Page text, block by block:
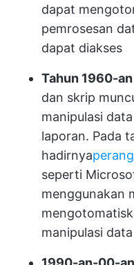
dapat
pemrosesan
dapat diakses
Tahun 1960-
dan skrip
manipulasi
laporan. Pada
hadirnya
seperti
menggunakan
manipulasi data